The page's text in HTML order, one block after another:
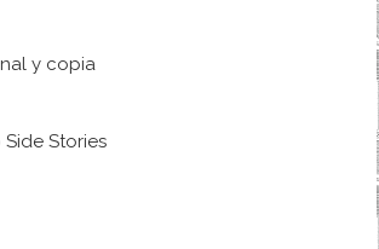
y copia
Side Stories